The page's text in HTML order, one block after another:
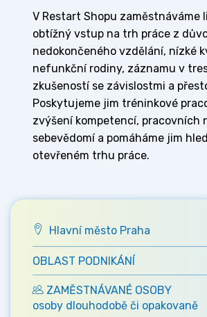
V Restart Shopu zaměstnáváme
obtížný vstup na trh práce z
nedokončeného vzdělání, nízké
nefunkční rodiny, záznamu v
zkušeností se závislostmi a
Poskytujeme jim tréninkové
zvýšení kompetencí, pracovních
sebevědomí a pomáháme jim
otevřeném trhu práce.
Hlavní město Praha
OBLAST PODNIKÁNÍ
ZAMĚSTNÁVANÉ OSOBY
osoby dlouhodobě či opakovaně